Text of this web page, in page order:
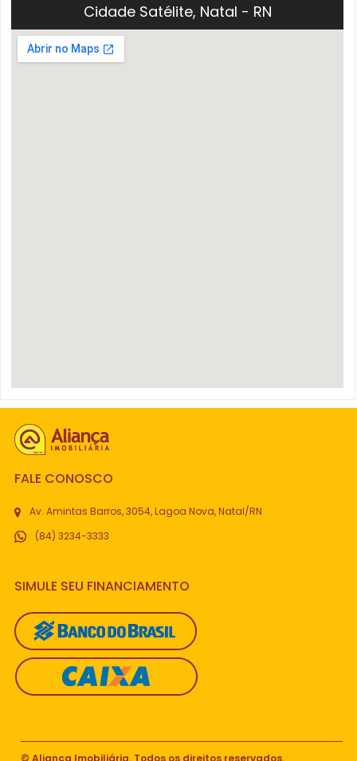
Cidade Satélite, Natal - RN
FALE CONOSCO
Av. Amintas Barros, 3054, Lagoa Nova, Natal/RN
(84) 3234-3333
SIMULE SEU FINANCIAMENTO
© Aliança Imobiliária. Todos os direitos reservados.